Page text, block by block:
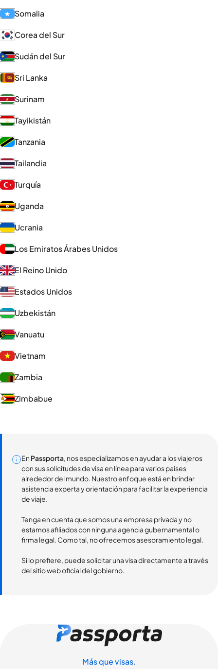
Somalia
Corea del Sur
Sudán del Sur
Sri Lanka
Surinam
Tayikistán
Tanzania
Tailandia
Turquía
Uganda
Ucrania
Los Emiratos Árabes Unidos
El Reino Unido
Estados Unidos
Uzbekistán
Vanuatu
Vietnam
Zambia
Zimbabue
En Passporta, nos especializamos en ayudar a los viajeros
con sus solicitudes de visa en línea para varios países
alrededor del mundo. Nuestro enfoque está en brindar
asistencia experta y orientación para facilitar la experiencia
de viaje.
Tenga en cuenta que somos una empresa privada y no
estamos afiliados con ninguna agencia gubernamental o
firma legal. Como tal, no ofrecemos asesoramiento legal.
Si lo prefiere, puede solicitar una visa directamente a través
del sitio web oficial del gobierno.
Más que visas.